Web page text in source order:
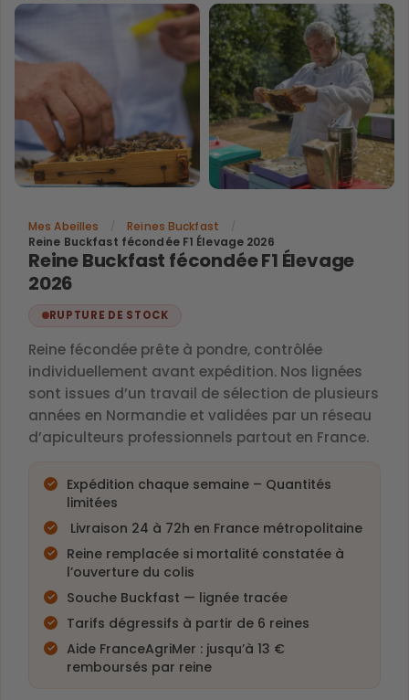
Mes Abeilles Reines Buckfast
Reine Buckfast fécondée F1 Élevage 2026
Reine Buckfast fécondée F1 Élevage
2026
RUPTURE DE STOCK
Reine fécondée prête à pondre, contrôlée
individuellement avant expédition. Nos lignées
sont issues d’un travail de sélection de plusieurs
années en Normandie et validées par un réseau
d’apiculteurs professionnels partout en France.
Expédition chaque semaine – Quantités
limitées
Livraison 24 à 72h en France métropolitaine
Reine remplacée si mortalité constatée à
l’ouverture du colis
Souche Buckfast — lignée tracée
Tarifs dégressifs à partir de 6 reines
Aide FranceAgriMer : jusqu’à 13 €
remboursés par reine